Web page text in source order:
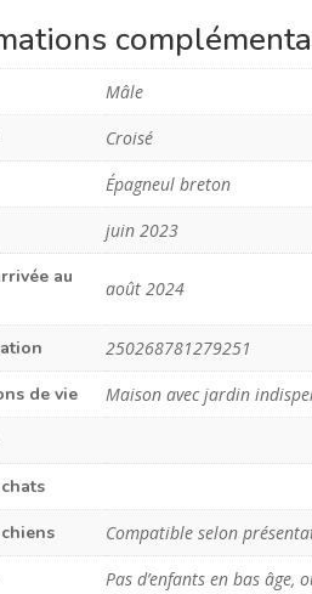
Mâle
Croisé
Épagneul breton
juin 2023
au
août 2024
250268781279251
de vie
Maison avec jardin
Compatible selon
Pas d’enfants en bas âge,